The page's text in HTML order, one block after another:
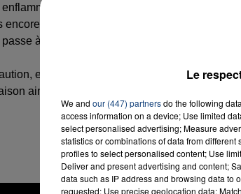
- 20h00
WEEK-END
reste une dame âgée de 102 ans (la
encore arrivés. Il faut agir. C'est alors que le
à l'action : il casse une fenêtre, entre
elle a été transportée à l'hôpital.
ainsi qu'une habitation mitoyenne ont été
Le
We and our (447) partnersdo the following
access information on a device; Use limited
select personalised advertising; Measure
statistics or combinations of data from
profiles to select personalised content; Use
Deliver and present advertising and content;
data such as IP address and browsing data to
requested; Use precise geolocation data;